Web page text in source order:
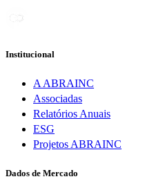
Institucional
A ABRAINC
Associadas
Relatórios Anuais
ESG
Projetos ABRAINC
Dados de Mercado